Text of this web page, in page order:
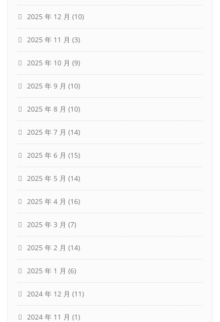
2025 年 12 月 (10)
2025 年 11 月 (3)
2025 年 10 月 (9)
2025 年 9 月 (10)
2025 年 8 月 (10)
2025 年 7 月 (14)
2025 年 6 月 (15)
2025 年 5 月 (14)
2025 年 4 月 (16)
2025 年 3 月 (7)
2025 年 2 月 (14)
2025 年 1 月 (6)
2024 年 12 月 (11)
2024 年 11 月 (1)